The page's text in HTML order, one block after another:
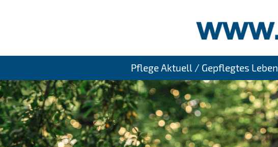
Pflege Aktuell / Gepflegtes Leben